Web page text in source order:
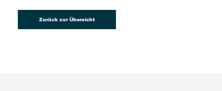
Zurück zur Übersicht